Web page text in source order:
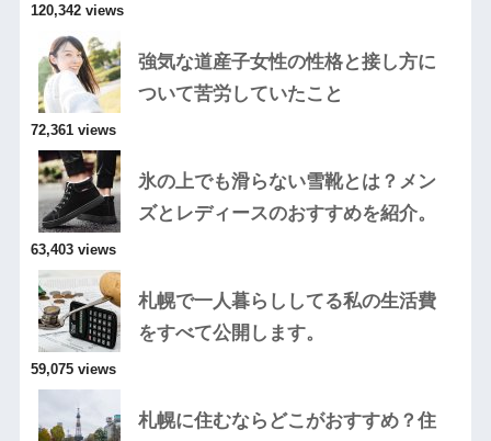
120,342 views
強気な道産子女性の性格と接し方に
ついて苦労していたこと
72,361 views
氷の上でも滑らない雪靴とは？メン
ズとレディースのおすすめを紹介。
63,403 views
札幌で一人暮らししてる私の生活費
をすべて公開します。
59,075 views
札幌に住むならどこがおすすめ？住